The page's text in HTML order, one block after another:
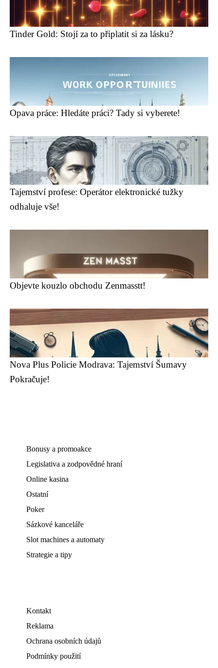
Tinder Gold: Stojí za to připlatit si za lásku?
Opava práce: Hledáte práci? Tady si vyberete!
Tajemství profese: Operátor elektronické tužky
odhaluje vše!
Objevte kouzlo obchodu Zenmasstt!
Nova Plus Policie Modrava: Tajemství Šumavy
Pokračuje!
Bonusy a promoakce
Legislativa a zodpovědné hraní
Online kasina
Ostatní
Poker
Sázkové kanceláře
Slot machines a automaty
Strategie a tipy
Kontakt
Reklama
Ochrana osobních údajů
Podmínky použití